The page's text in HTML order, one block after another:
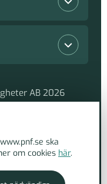
AB 2026
ska
om cookies här.